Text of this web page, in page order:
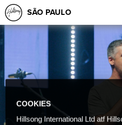
SÃO PAULO
COOKIES
Hillsong International Ltd atf